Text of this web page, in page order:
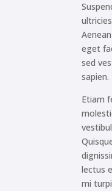
eget
sed
sapien.
Etiam
lectus
mi